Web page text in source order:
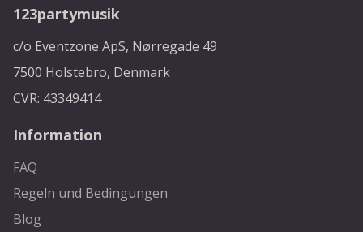
123partymusik
c/o Eventzone ApS, Nørregade 49
7500 Holstebro, Denmark
CVR: 43349414
Information
FAQ
Regeln und Bedingungen
Blog